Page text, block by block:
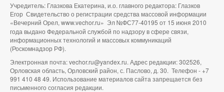
Учредитель: Глазкова Екатерина, и.о. главного редактора: Глазков
Егор Свидетельство о регистрации средства массовой информации
«Вечерний Орел, www.vechor.ru» Эл №ФС77-40195 от 15 июня 2010
года выдано Федеральной службой по надзору в сфере связи,
информационных технологий и массовых коммуникаций
(Роскомнадзор РФ).
Электронная почта: vechor.ru@yandex.ru. Адрес редакции: 302526,
Орловская область, Орловский район, с. Паслово, д. 30. Телефон - +7
991 410 48 49. Использование материалов сайта запрещается без
письменного согласия редакции.